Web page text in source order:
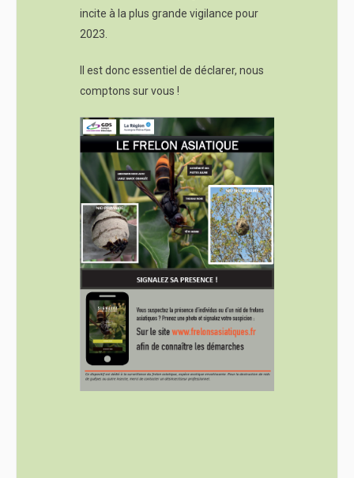
incite à la plus grande vigilance pour
2023.
Il est donc essentiel de déclarer, nous
comptons sur vous !